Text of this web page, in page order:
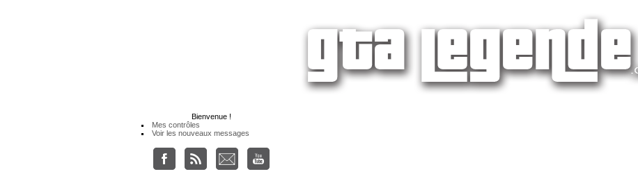
Bienvenue !
Mes contrôles
Voir les nouveaux messages